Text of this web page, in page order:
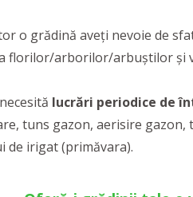
o grădină aveți nevoie de
florilor/arborilor/arbuștilor și
lucrări periodice de
tuns gazon, aerisire
de irigat (primăvara).